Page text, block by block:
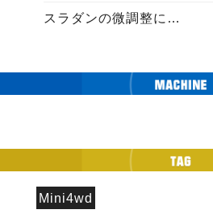
スラダンの微調整に…
Mini4wd